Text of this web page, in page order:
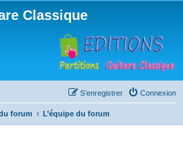
Classique
Connexion
S’enregistrer
forum L’équipe du forum